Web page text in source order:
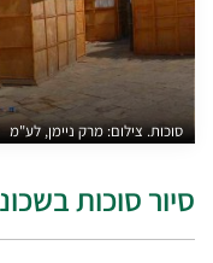
סוכות. צילום: מרק ניימן, לע"מ
סיור סוכות